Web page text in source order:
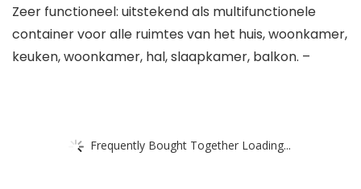
Zeer functioneel: uitstekend als multifunctionele
container voor alle ruimtes van het huis, woonkamer,
keuken, woonkamer, hal, slaapkamer, balkon. –
Frequently Bought Together Loading...